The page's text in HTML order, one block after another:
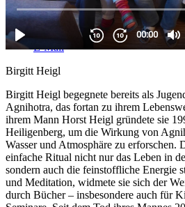
Homa-Hof Webseite
Facebook
E-Mail
Birgitt Heigl
Birgitt Heigl begegnete bereits als
Agnihotra, das fortan zu ihrem
ihrem Mann Horst Heigl gründete sie
Heiligenberg, um die Wirkung von
Wasser und Atmosphäre zu erforschen.
einfache Ritual nicht nur das Leben in
sondern auch die feinstoffliche Energie
und Meditation, widmete sie sich der
durch Bücher – insbesondere auch für